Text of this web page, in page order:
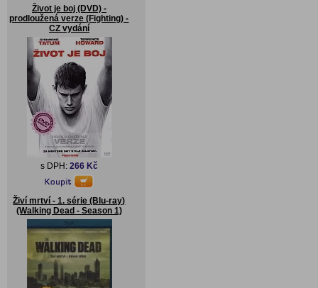
Život je boj (DVD) -
prodloužená verze (Fighting) -
CZ vydání
s DPH: 266 Kč
Živí mrtví - 1. série (Blu-ray)
(Walking Dead - Season 1)